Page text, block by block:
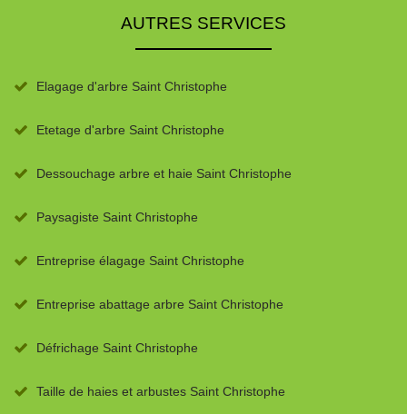
AUTRES SERVICES
Elagage d'arbre Saint Christophe
Etetage d'arbre Saint Christophe
Dessouchage arbre et haie Saint Christophe
Paysagiste Saint Christophe
Entreprise élagage Saint Christophe
Entreprise abattage arbre Saint Christophe
Défrichage Saint Christophe
Taille de haies et arbustes Saint Christophe